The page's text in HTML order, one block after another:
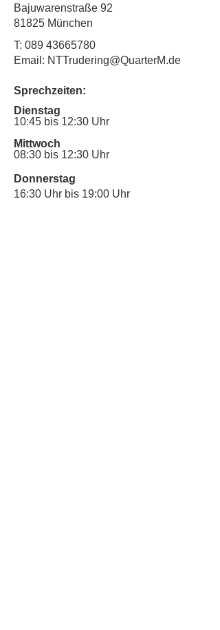
Bajuwarenstraße 92
81825 München
T: 089 43665780
Email: NTTrudering@QuarterM.de
Sprechzeiten:
Dienstag
10:45 bis 12:30 Uhr
Mittwoch
08:30 bis 12:30 Uhr
Donnerstag
16:30 Uhr bis 19:00 Uhr